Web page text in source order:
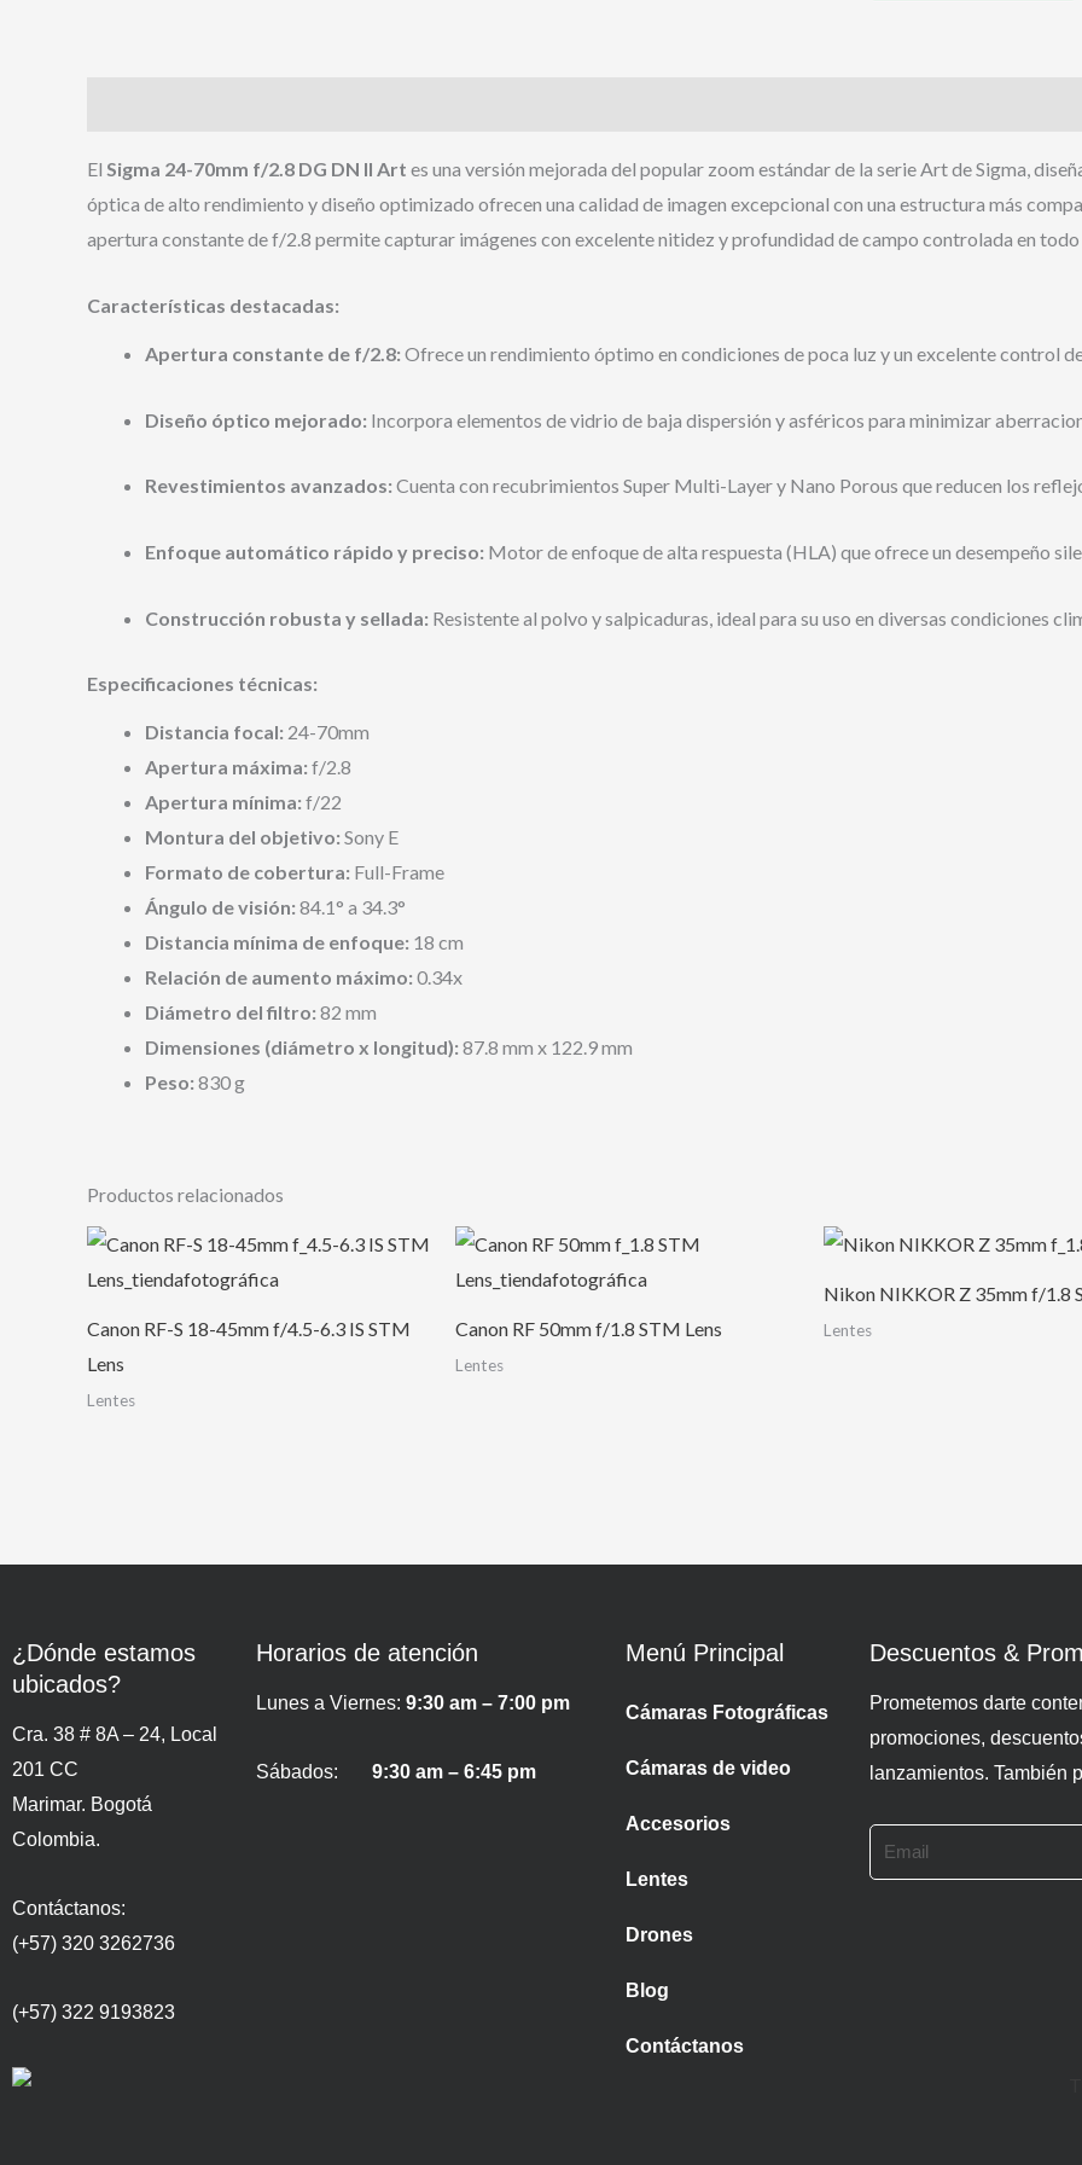
El Sigma 24-70mm f/2.8 DG DN II Art es una versión mejorada del popular zoom estándar de la serie Art de Sigma,
óptica de alto rendimiento y diseño optimizado ofrecen una calidad de imagen excepcional con una estructura más
apertura constante de f/2.8 permite capturar imágenes con excelente nitidez y profundidad de campo controlada en todo
Características destacadas:
Apertura constante de f/2.8: Ofrece un rendimiento óptimo en condiciones de poca luz y un excelente control
Diseño óptico mejorado: Incorpora elementos de vidrio de baja dispersión y asféricos para minimizar
Revestimientos avanzados: Cuenta con recubrimientos Super Multi-Layer y Nano Porous que reducen los
Enfoque automático rápido y preciso: Motor de enfoque de alta respuesta (HLA) que ofrece un desempeño
Construcción robusta y sellada: Resistente al polvo y salpicaduras, ideal para su uso en diversas condiciones
Especificaciones técnicas:
Distancia focal: 24-70mm
Apertura máxima: f/2.8
Apertura mínima: f/22
Montura del objetivo: Sony E
Formato de cobertura: Full-Frame
Ángulo de visión: 84.1° a 34.3°
Distancia mínima de enfoque: 18 cm
Relación de aumento máximo: 0.34x
Diámetro del filtro: 82 mm
Dimensiones (diámetro x longitud): 87.8 mm x 122.9 mm
Peso: 830 g
Productos relacionados
Canon RF-S 18-45mm f/4.5-6.3 IS STM
Lens
Lentes
Canon RF 50mm f/1.8 STM Lens
Lentes
Nikon NIKKOR Z 35mm f/1.8
Lentes
¿Dónde estamos
ubicados?
Cra. 38 # 8A – 24, Local
201 CC
Marimar. Bogotá
Colombia.
Contáctanos:
(+57) 320 3262736
(+57) 322 9193823
Horarios de atención
Lunes a Viernes: 9:30 am – 7:00 pm
Sábados: 9:30 am – 6:45 pm
Menú Principal
Cámaras Fotográficas
Cámaras de video
Accesorios
Lentes
Drones
Blog
Contáctanos
Descuentos &
Prometemos darte
promociones,
lanzamientos. También
Email